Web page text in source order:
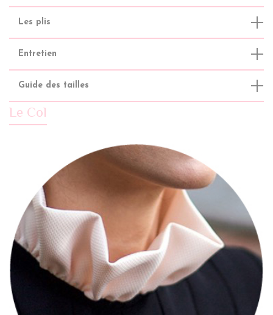
Les plis
Entretien
Guide des tailles
Le Col